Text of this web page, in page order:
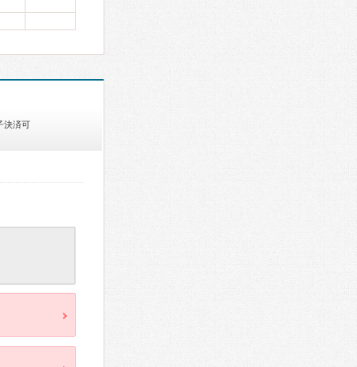
決済可